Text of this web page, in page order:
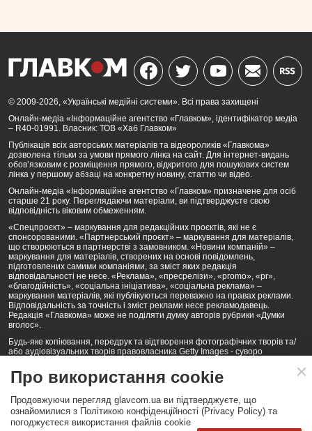
© 2009-2026, «Українські медійні системи». Всі права захищені
Онлайн-медіа «Інформаційне агентство «Главком», ідентифікатор медіа
– R40-01991. Власник: ТОВ «Хаб Главком»
Публікація всіх авторських матеріалів та відеороликів «Главкома»
дозволена тільки за умови прямого лінка на сайт. Для інтернет-видань
обов’язковим є розміщення прямого, відкритого для пошукових систем
лінка у першому абзаці на конкретну новину, статтю чи відео.
Онлайн-медіа «Інформаційне агентство «Главком» призначене для осіб
старше 21 року. Переглядаючи матеріали, ви підтверджуєте свою
відповідність віковим обмеженням.
«Спецпроєкт» – маркування для редакційних проєктів, які не є
спонсорованими. «Партнерський проєкт» – маркування для матеріалів,
що створюються в партнерстві з замовником. «Новини компаній» –
маркування для матеріалів, створених на основі повідомлень,
підготовлених самими компаніями, за зміст яких редакція
відповідальності не несе. «Реклама», «пресрелізи», «promo», «pr»,
«благодійність», «соціальна ініціатива», «соціальна реклама» –
маркування матеріалів, які публікуються переважно на правах реклами.
Відповідальність за точність і зміст реклами несе рекламодавець.
Редакція «Главкома» може не поділяти думку авторів рубрики «Думки
вголос».
Будь-яке копіювання, передрук та відтворення фотографічних творів та/
або аудіовізуальних творів правовласника Getty Images - суворо
Політика конфіденційності (Privacy Policy). Правила сайту
КОНТАКТИ НАША КОМАНДА АРХІВ
Партнери:DepositPhotos.com,opendatabot.ua
Про використання cookie
Продовжуючи перегляд glavcom.ua ви підтверджуєте, що
ознайомилися з Політикою конфіденційності (Privacy Policy) та
погоджуєтеся використання файлів cookie